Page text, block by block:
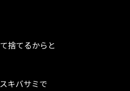
捨てるからと
キバサミで